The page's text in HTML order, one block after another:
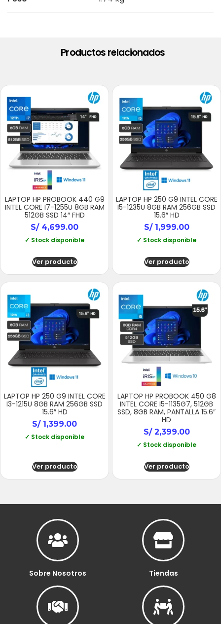
Productos relacionados
LAPTOP HP PROBOOK 440 G9
INTEL CORE I7-1255U 8GB RAM
512GB SSD 14″ FHD
S/4,699.00
✓ Stock disponible
Ver producto
LAPTOP HP 250 G9 INTEL CORE
I5-1235U 8GB RAM 256GB SSD
15.6″ HD
S/1,999.00
✓ Stock disponible
Ver producto
LAPTOP HP 250 G9 INTEL CORE
I3-1215U 8GB RAM 256GB SSD
15.6″ HD
S/1,399.00
✓ Stock disponible
Ver producto
LAPTOP HP PROBOOK 450 G8
INTEL CORE I5-1135G7, 512GB
SSD, 8GB RAM, PANTALLA 15.6″
HD
S/2,399.00
✓ Stock disponible
Ver producto
Sobre Nosotros Tiendas